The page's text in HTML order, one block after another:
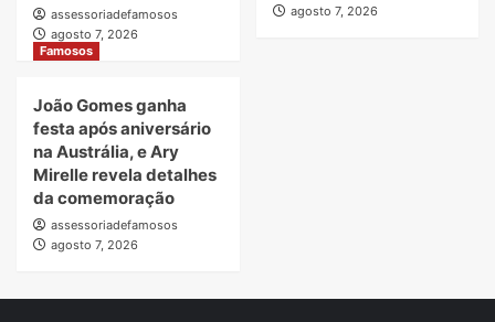
assessoriadefamosos
agosto 7, 2026
agosto 7, 2026
Famosos
João Gomes ganha
festa após aniversário
na Austrália, e Ary
Mirelle revela detalhes
da comemoração
assessoriadefamosos
agosto 7, 2026